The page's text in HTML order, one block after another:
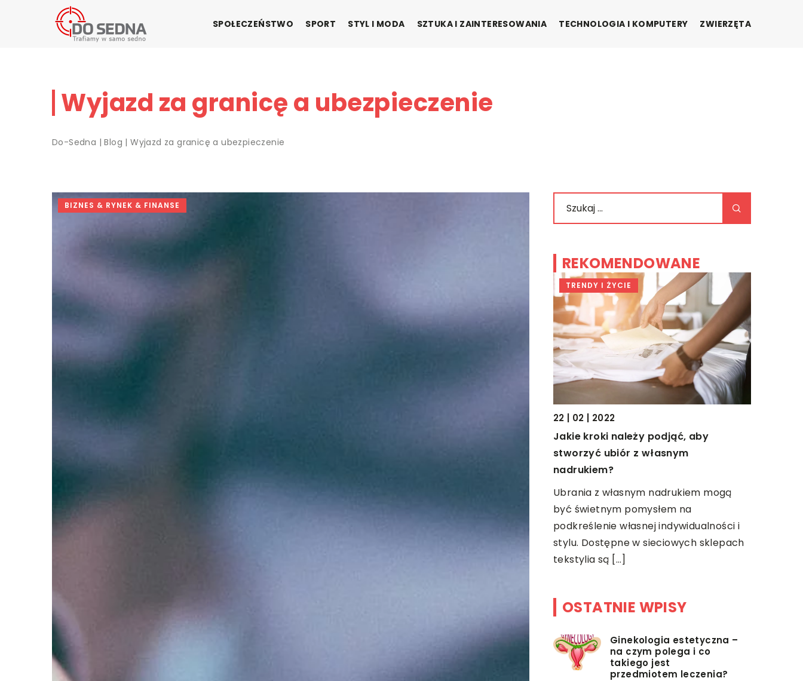
SPOŁECZEŃSTWO SPORT STYL I MODA SZTUKA I ZAINTERESOWANIA TECHNOLOGIA I KOMPUTERY ZWIERZĘTA
Wyjazd za granicę a ubezpieczenie
Do-Sedna |Blog |Wyjazd za granicę a ubezpieczenie
BIZNES & RYNEK & FINANSE
REKOMENDOWANE
TRENDY I ŻYCIE
22 | 02 | 2022
Jakie kroki należy podjąć, aby
stworzyć ubiór z własnym
nadrukiem?
Ubrania z własnym nadrukiem mogą
być świetnym pomysłem na
podkreślenie własnej indywidualności i
stylu. Dostępne w sieciowych sklepach
tekstylia są […]
OSTATNIE WPISY
Ginekologia estetyczna –
na czym polega i co
takiego jest
przedmiotem leczenia?